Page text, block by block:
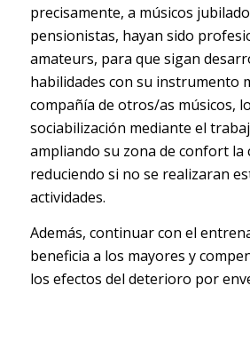
precisamente, a músicos
pensionistas, hayan sido
amateurs, para que sigan
habilidades con su instrumento
compañía de otros/as músicos,
sociabilización mediante el
ampliando su zona de confort la
reduciendo si no se realizaran
actividades.
Además, continuar con el
beneficia a los mayores y
los efectos del deterioro por